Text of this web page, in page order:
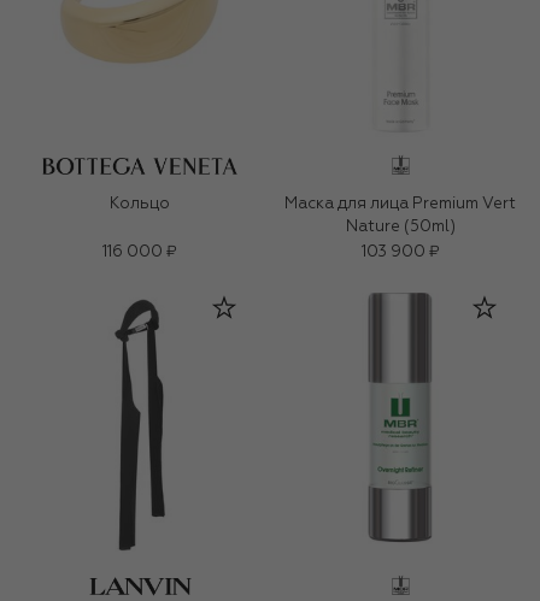
Кольцо
116 000 ₽
Маска для лица Premium Vert
Nature (50ml)
103 900 ₽